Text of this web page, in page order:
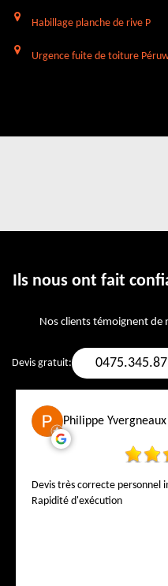
Habillage planche de rive P
Urgence fuite de toiture
Ils nous ont fait
Nos clients témoignent de
Devis gratuit:
Philippe Yvergneaux
Devis très correcte personnel
Rapidité d'exécution